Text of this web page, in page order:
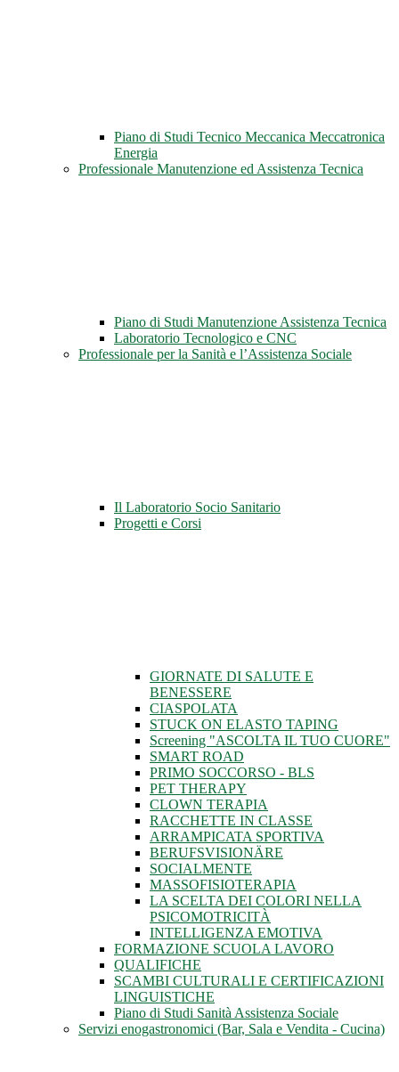
Piano di Studi Tecnico Meccanica Meccatronica
Energia
Professionale Manutenzione ed Assistenza Tecnica
Piano di Studi Manutenzione Assistenza Tecnica
Laboratorio Tecnologico e CNC
Professionale per la Sanità e l’Assistenza Sociale
Il Laboratorio Socio Sanitario
Progetti e Corsi
GIORNATE DI SALUTE E
BENESSERE
CIASPOLATA
STUCK ON ELASTO TAPING
Screening "ASCOLTA IL TUO CUORE"
SMART ROAD
PRIMO SOCCORSO - BLS
PET THERAPY
CLOWN TERAPIA
RACCHETTE IN CLASSE
ARRAMPICATA SPORTIVA
BERUFSVISIONÄRE
SOCIALMENTE
MASSOFISIOTERAPIA
LA SCELTA DEI COLORI NELLA
PSICOMOTRICITÀ
INTELLIGENZA EMOTIVA
FORMAZIONE SCUOLA LAVORO
QUALIFICHE
SCAMBI CULTURALI E CERTIFICAZIONI
LINGUISTICHE
Piano di Studi Sanità Assistenza Sociale
Servizi enogastronomici (Bar, Sala e Vendita - Cucina)